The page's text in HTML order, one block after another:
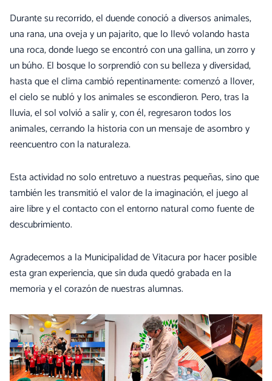
Durante su recorrido, el duende conoció a diversos animales,
una rana, una oveja y un pajarito, que lo llevó volando hasta
una roca, donde luego se encontró con una gallina, un zorro y
un búho. El bosque lo sorprendió con su belleza y diversidad,
hasta que el clima cambió repentinamente: comenzó a llover,
el cielo se nubló y los animales se escondieron. Pero, tras la
lluvia, el sol volvió a salir y, con él, regresaron todos los
animales, cerrando la historia con un mensaje de asombro y
reencuentro con la naturaleza.
Esta actividad no solo entretuvo a nuestras pequeñas, sino que
también les transmitió el valor de la imaginación, el juego al
aire libre y el contacto con el entorno natural como fuente de
descubrimiento.
Agradecemos a la Municipalidad de Vitacura por hacer posible
esta gran experiencia, que sin duda quedó grabada en la
memoria y el corazón de nuestras alumnas.